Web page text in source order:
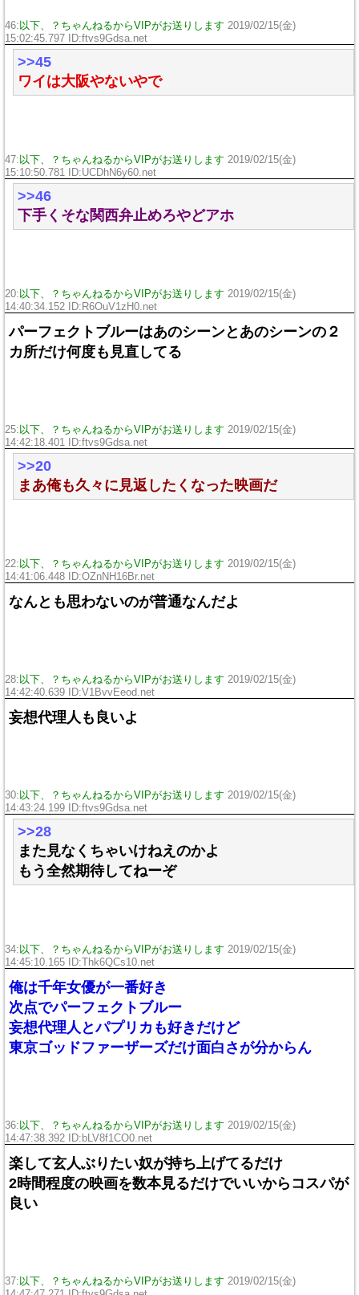
46: 以下、？ちゃんねるからVIPがお送りします 2019/02/15(金)
15:02:45.797 ID:ftvs9Gdsa.net
>>45
ワイは大阪やないやで
47: 以下、？ちゃんねるからVIPがお送りします 2019/02/15(金)
15:10:50.781 ID:UCDhN6y60.net
>>46
下手くそな関西弁止めろやどアホ
20: 以下、？ちゃんねるからVIPがお送りします 2019/02/15(金)
14:40:34.152 ID: R6OuV1zH0.net
パーフェクトブルーはあのシーンとあのシーンの２
カ所だけ何度も見直してる
25: 以下、？ちゃんねるからVIPがお送りします 2019/02/15(金)
14:42:18.401 ID:ftvs9Gdsa.net
>>20
まあ俺も久々に見返したくなった映画だ
22: 以下、？ちゃんねるからVIPがお送りします 2019/02/15(金)
14:41:06.448 ID:OZnNH16Br.net
なんとも思わないのが普通なんだよ
28: 以下、？ちゃんねるからVIPがお送りします 2019/02/15(金)
14:42:40.639 ID:V1BvvEeod.net
妄想代理人も良いよ
30: 以下、？ちゃんねるからVIPがお送りします 2019/02/15(金)
14:43:24.199 ID:ftvs9Gdsa.net
>>28
また見なくちゃいけねえのかよ
もう全然期待してねーぞ
34: 以下、？ちゃんねるからVIPがお送りします 2019/02/15(金)
14:45:10.165 ID:Thk6QCs10.net
俺は千年女優が一番好き
次点でパーフェクトブルー
妄想代理人とパプリカも好きだけど
東京ゴッドファーザーズだけ面白さが分からん
36: 以下、？ちゃんねるからVIPがお送りします 2019/02/15(金)
14:47:38.392 ID: bLV8f1CO0.net
楽して玄人ぶりたい奴が持ち上げてるだけ
2時間程度の映画を数本見るだけでいいからコスパが
良い
37: 以下、？ちゃんねるからVIPがお送りします 2019/02/15(金)